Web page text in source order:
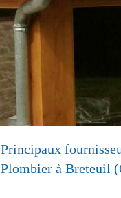
Principaux
Plombier à Breteuil